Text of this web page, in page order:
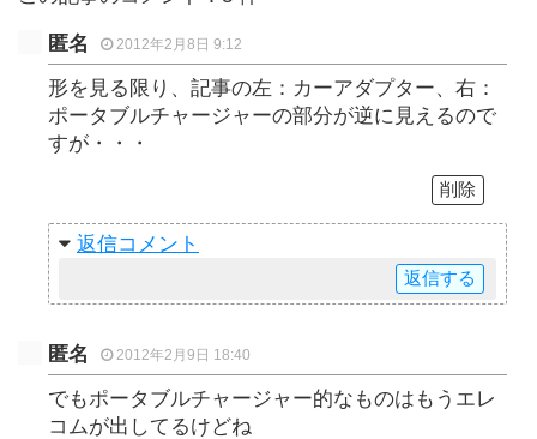
匿名 2012年2月8日 9:12
形を見る限り、記事の左：カーアダプター、右：
ポータブルチャージャーの部分が逆に見えるので
すが・・・
削除
返信
返信
匿名 2012年2月9日 18:40
でもポータブルチャージャー的なものはもうエレ
コムが出してるけどね